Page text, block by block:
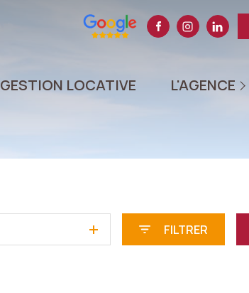
GESTION LOCATIVE L'AGENCE
AVIS CLIENTS
FILTRER